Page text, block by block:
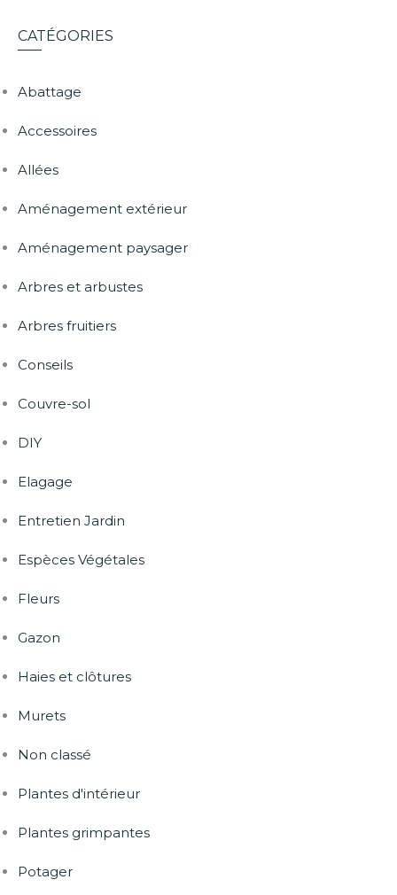
CATÉGORIES
Abattage
Accessoires
Allées
Aménagement extérieur
Aménagement paysager
Arbres et arbustes
Arbres fruitiers
Conseils
Couvre-sol
DIY
Elagage
Entretien Jardin
Espèces Végétales
Fleurs
Gazon
Haies et clôtures
Murets
Non classé
Plantes d'intérieur
Plantes grimpantes
Potager